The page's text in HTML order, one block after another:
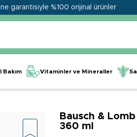
garantisiyle %100 orijinal ürünler
Bakım Vitaminler ve Mineraller
Bausch &
360 ml